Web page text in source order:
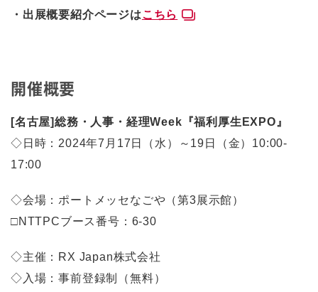
・出展概要紹介ページはこちら
開催概要
[名古屋]総務・人事・経理Week『福利厚生EXPO』
◇日時：2024年7月17日（水）～19日（金）10:00-
17:00
◇会場：ポートメッセなごや（第3展示館）
□NTTPCブース番号：6-30
◇主催：RX Japan株式会社
◇入場：事前登録制（無料）